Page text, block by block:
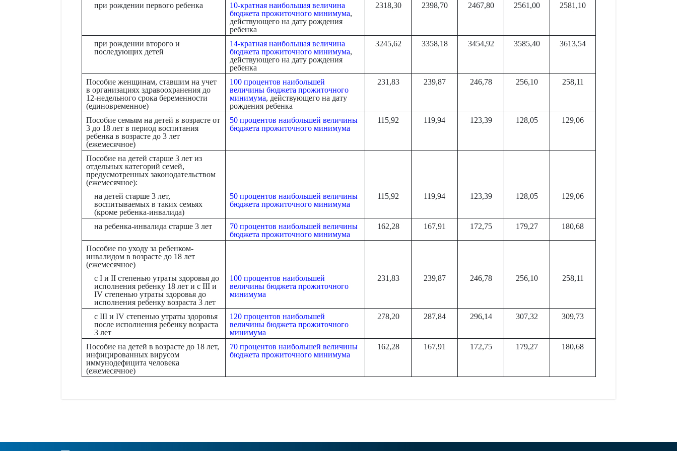
при рождении первого ребенка
10-кратная наибольшая величина
бюджета прожиточного минимума,
действующего на дату рождения
ребенка
2318,30 2398,70 2467,80 2561,00 2581,10
при рождении второго и
последующих детей
14-кратная наибольшая величина
бюджета прожиточного минимума,
действующего на дату рождения
ребенка
3245,62 3358,18 3454,92 3585,40 3613,54
Пособие женщинам, ставшим на учет
в организациях здравоохранения до
12-недельного срока беременности
(единовременное)
100 процентов наибольшей
величины бюджета прожиточного
минимума, действующего на дату
рождения ребенка
231,83 239,87 246,78 256,10 258,11
Пособие семьям на детей в возрасте от
3 до 18 лет в период воспитания
ребенка в возрасте до 3 лет
(ежемесячное)
50 процентов наибольшей величины
бюджета прожиточного минимума
115,92 119,94 123,39 128,05 129,06
Пособие на детей старше 3 лет из
отдельных категорий семей,
предусмотренных законодательством
(ежемесячное):
на детей старше 3 лет,
воспитываемых в таких семьях
(кроме ребенка-инвалида)
50 процентов наибольшей величины
бюджета прожиточного минимума
115,92 119,94 123,39 128,05 129,06
на ребенка-инвалида старше 3 лет
70 процентов наибольшей величины
бюджета прожиточного минимума
162,28 167,91 172,75 179,27 180,68
Пособие по уходу за ребенком-
инвалидом в возрасте до 18 лет
(ежемесячное)
с I и II степенью утраты здоровья до
исполнения ребенку 18 лет и с III и
IV степенью утраты здоровья до
исполнения ребенку возраста 3 лет
100 процентов наибольшей
величины бюджета прожиточного
минимума
231,83 239,87 246,78 256,10 258,11
с III и IV степенью утраты здоровья
после исполнения ребенку возраста
3 лет
120 процентов наибольшей
величины бюджета прожиточного
минимума
278,20 287,84 296,14 307,32 309,73
Пособие на детей в возрасте до 18 лет,
инфицированных вирусом
иммунодефицита человека
(ежемесячное)
70 процентов наибольшей величины
бюджета прожиточного минимума
162,28 167,91 172,75 179,27 180,68